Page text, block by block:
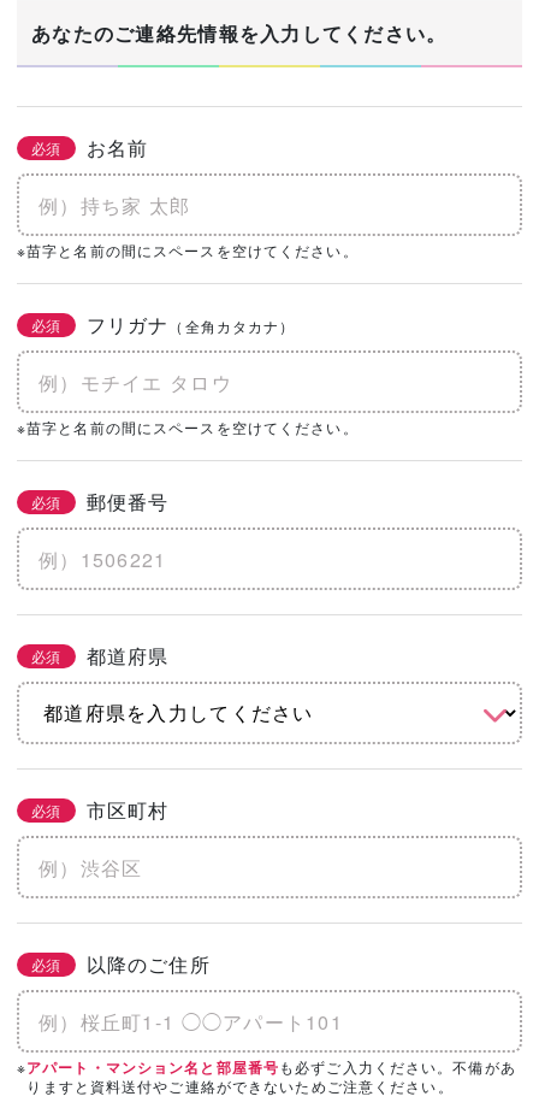
あなたのご連絡先情報を入力してください。
必須 お名前
※苗字と名前の間にスペースを空けてください。
必須 フリガナ （全角カタカナ）
※苗字と名前の間にスペースを空けてください。
必須 郵便番号
必須 都道府県
必須 市区町村
必須 以降のご住所
※アパート・マンション名と部屋番号も必ずご入力ください。不備があ
りますと資料送付やご連絡ができないためご注意ください。